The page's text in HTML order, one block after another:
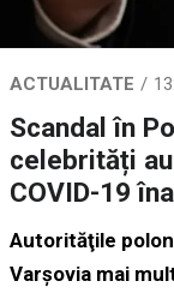
ACTUALITATE
Scandal în
celebrități
COVID-19
Autorităţile
Varşovia mai